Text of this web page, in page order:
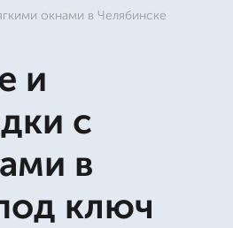
окнами в Челябинске
и
с
в
ключ